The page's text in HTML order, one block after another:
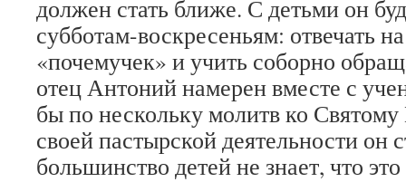
должен стать ближе. С детьми он
субботам-воскресеньям: отвечать
«почемучек» и учить соборно
отец Антоний намерен вместе с
бы по нескольку молитв ко
своей пастырской деятельности он
большинство детей не знает, что это